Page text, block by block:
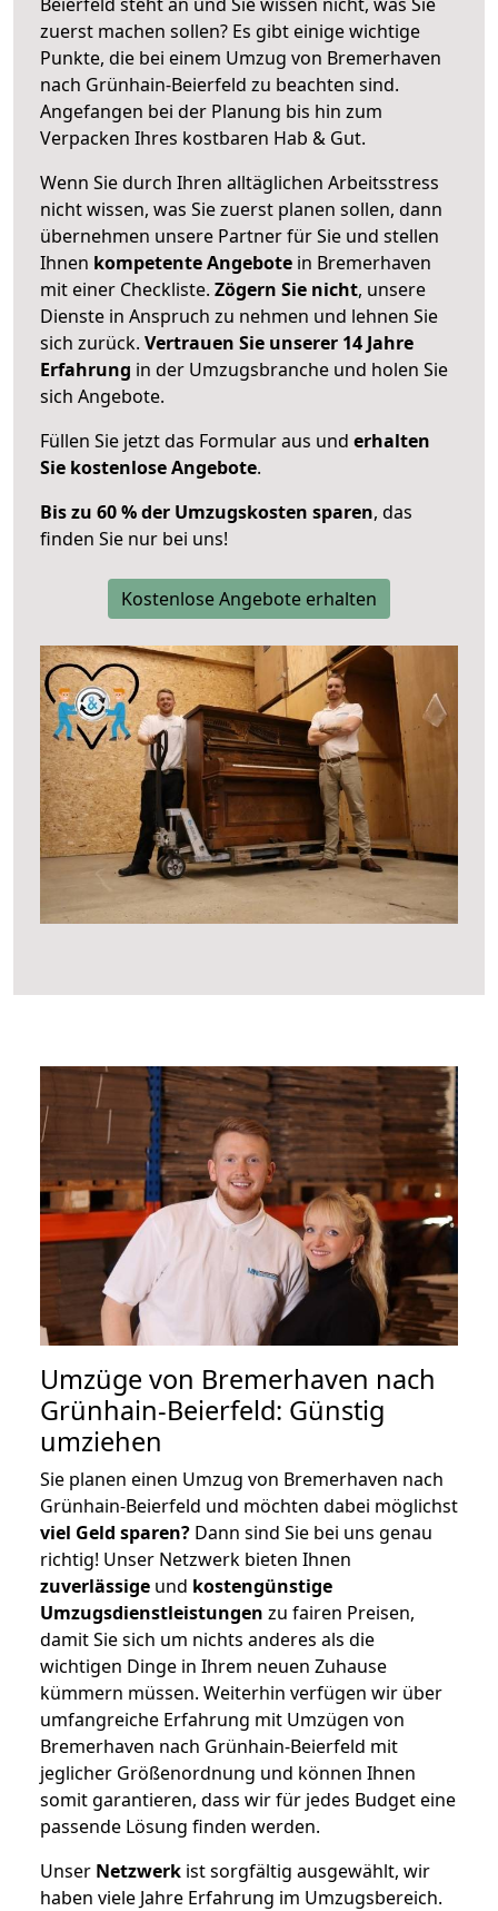
zuerst machen sollen? Es gibt einige wichtige
Punkte, die bei einem Umzug von Bremerhaven
nach Grünhain-Beierfeld zu beachten sind.
Angefangen bei der Planung bis hin zum
Verpacken Ihres kostbaren Hab & Gut.
Wenn Sie durch Ihren alltäglichen Arbeitsstress
nicht wissen, was Sie zuerst planen sollen, dann
übernehmen unsere Partner für Sie und stellen
Ihnen kompetente Angebote in Bremerhaven
mit einer Checkliste. Zögern Sie nicht, unsere
Dienste in Anspruch zu nehmen und lehnen Sie
sich zurück. Vertrauen Sie unserer 14 Jahre
Erfahrung in der Umzugsbranche und holen Sie
sich Angebote.
Füllen Sie jetzt das Formular aus und erhalten
Sie kostenlose Angebote.
Bis zu 60 % der Umzugskosten sparen, das
finden Sie nur bei uns!
Kostenlose Angebote erhalten
Umzüge von Bremerhaven nach
Grünhain-Beierfeld: Günstig
umziehen
Sie planen einen Umzug von Bremerhaven nach
Grünhain-Beierfeld und möchten dabei möglichst
viel Geld sparen? Dann sind Sie bei uns genau
richtig! Unser Netzwerk bieten Ihnen
zuverlässige und kostengünstige
Umzugsdienstleistungen zu fairen Preisen,
damit Sie sich um nichts anderes als die
wichtigen Dinge in Ihrem neuen Zuhause
kümmern müssen. Weiterhin verfügen wir über
umfangreiche Erfahrung mit Umzügen von
Bremerhaven nach Grünhain-Beierfeld mit
jeglicher Größenordnung und können Ihnen
somit garantieren, dass wir für jedes Budget eine
passende Lösung finden werden.
Unser Netzwerk ist sorgfältig ausgewählt, wir
haben viele Jahre Erfahrung im Umzugsbereich.